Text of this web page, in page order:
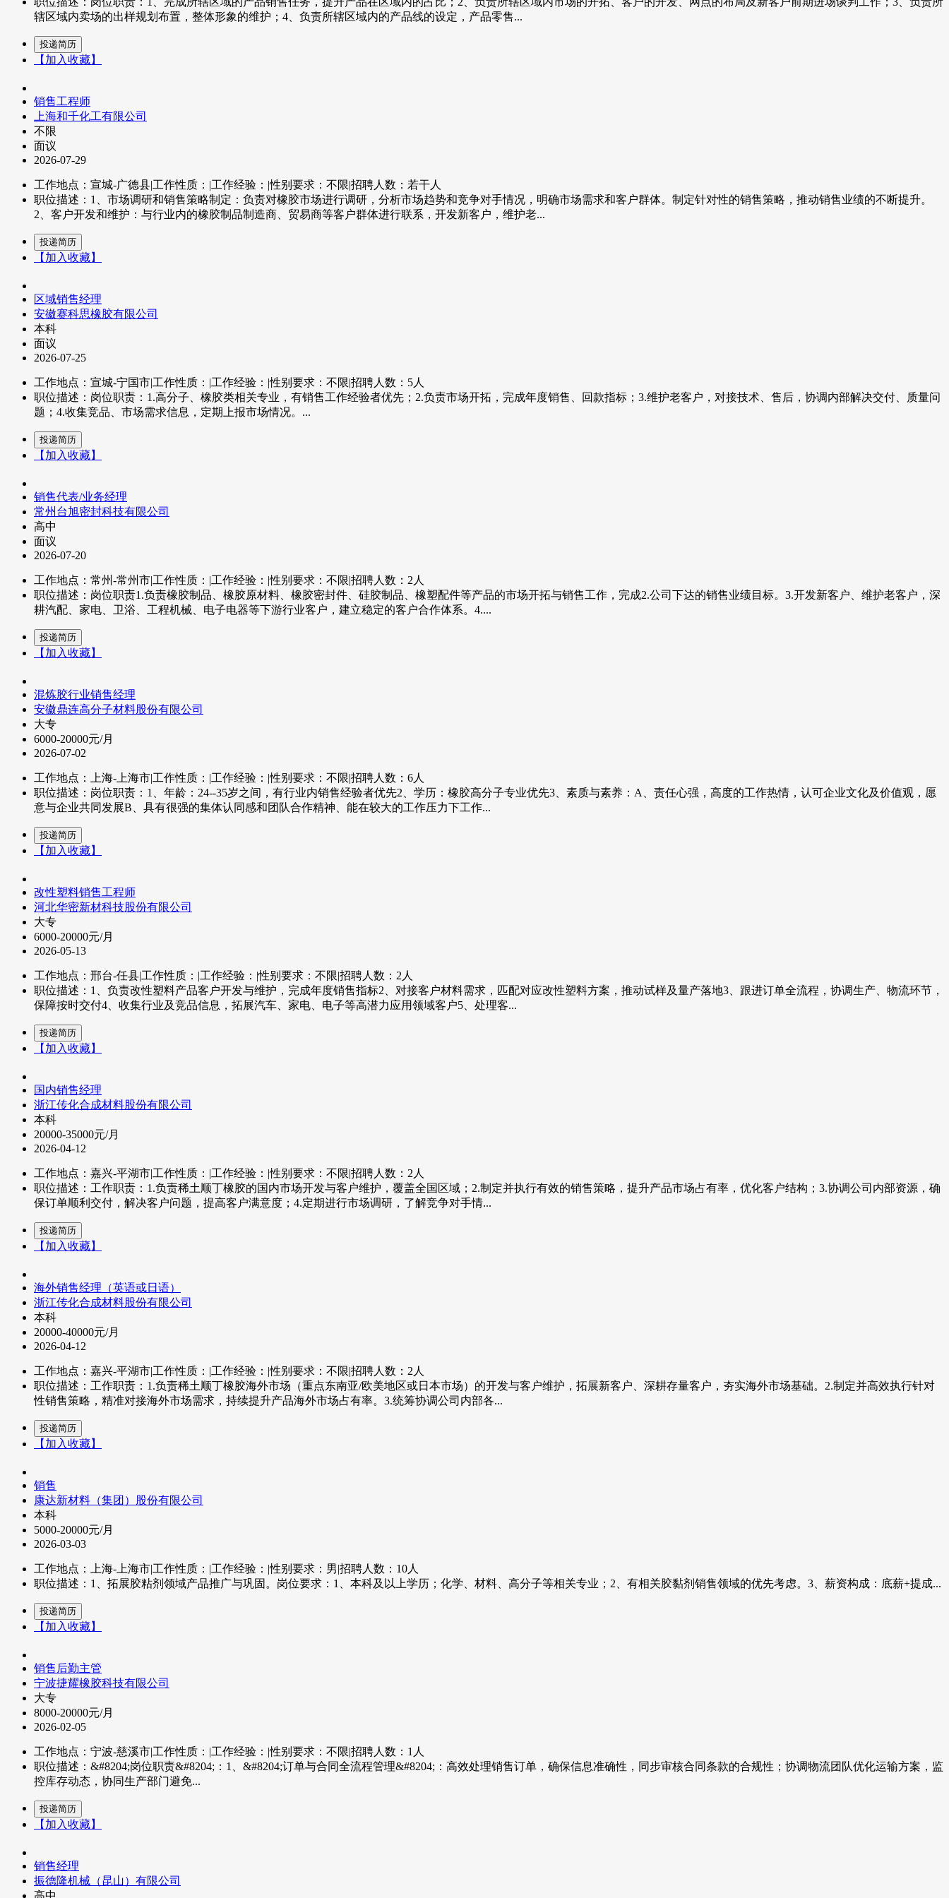
辖区域内卖场的出样规划布置，整体形象的维护；4、负责所辖区域内的产品线的设定，产品零售...
【加入收藏】
销售工程师
上海和千化工有限公司
不限
面议
2026-07-29
工作地点：宣城-广德县|工作性质： |工作经验： |性别要求：不限|招聘人数：若干人
职位描述：1、市场调研和销售策略制定：负责对橡胶市场进行调研，分析市场趋势和竞争对手情况，明确市场需求和客户群体。制定针对性的销售策略，推动销售业绩的不断提升。
2、客户开发和维护：与行业内的橡胶制品制造商、贸易商等客户群体进行联系，开发新客户，维护老...
【加入收藏】
区域销售经理
安徽赛科思橡胶有限公司
本科
面议
2026-07-25
工作地点：宣城-宁国市|工作性质： |工作经验： |性别要求：不限|招聘人数：5人
职位描述：岗位职责：1.高分子、橡胶类相关专业，有销售工作经验者优先；2.负责市场开拓，完成年度销售、回款指标；3.维护老客户，对接技术、售后，协调内部解决交付、质量问
题；4.收集竞品、市场需求信息，定期上报市场情况。...
【加入收藏】
销售代表/业务经理
常州台旭密封科技有限公司
高中
面议
2026-07-20
工作地点：常州-常州市|工作性质： |工作经验： |性别要求：不限|招聘人数：2人
职位描述：岗位职责1.负责橡胶制品、橡胶原材料、橡胶密封件、硅胶制品、橡塑配件等产品的市场开拓与销售工作，完成2.公司下达的销售业绩目标。3.开发新客户、维护老客户，深
耕汽配、家电、卫浴、工程机械、电子电器等下游行业客户，建立稳定的客户合作体系。4....
【加入收藏】
混炼胶行业销售经理
安徽鼎连高分子材料股份有限公司
大专
6000-20000元/月
2026-07-02
工作地点：上海-上海市|工作性质： |工作经验： |性别要求：不限|招聘人数：6人
职位描述：岗位职责：1、年龄：24--35岁之间，有行业内销售经验者优先2、学历：橡胶高分子专业优先3、素质与素养：A、责任心强，高度的工作热情，认可企业文化及价值观，愿
意与企业共同发展B、具有很强的集体认同感和团队合作精神、能在较大的工作压力下工作...
【加入收藏】
改性塑料销售工程师
河北华密新材科技股份有限公司
大专
6000-20000元/月
2026-05-13
工作地点：邢台-任县|工作性质： |工作经验： |性别要求：不限|招聘人数：2人
职位描述：1、负责改性塑料产品客户开发与维护，完成年度销售指标2、对接客户材料需求，匹配对应改性塑料方案，推动试样及量产落地3、跟进订单全流程，协调生产、物流环节，
保障按时交付4、收集行业及竞品信息，拓展汽车、家电、电子等高潜力应用领域客户5、处理客...
【加入收藏】
国内销售经理
浙江传化合成材料股份有限公司
本科
20000-35000元/月
2026-04-12
工作地点：嘉兴-平湖市|工作性质： |工作经验： |性别要求：不限|招聘人数：2人
职位描述：工作职责：1.负责稀土顺丁橡胶的国内市场开发与客户维护，覆盖全国区域；2.制定并执行有效的销售策略，提升产品市场占有率，优化客户结构；3.协调公司内部资源，确
保订单顺利交付，解决客户问题，提高客户满意度；4.定期进行市场调研，了解竞争对手情...
【加入收藏】
海外销售经理（英语或日语）
浙江传化合成材料股份有限公司
本科
20000-40000元/月
2026-04-12
工作地点：嘉兴-平湖市|工作性质： |工作经验： |性别要求：不限|招聘人数：2人
职位描述：工作职责：1.负责稀土顺丁橡胶海外市场（重点东南亚/欧美地区或日本市场）的开发与客户维护，拓展新客户、深耕存量客户，夯实海外市场基础。2.制定并高效执行针对
性销售策略，精准对接海外市场需求，持续提升产品海外市场占有率。3.统筹协调公司内部各...
【加入收藏】
销售
康达新材料（集团）股份有限公司
本科
5000-20000元/月
2026-03-03
工作地点：上海-上海市|工作性质： |工作经验： |性别要求：男|招聘人数：10人
职位描述：1、拓展胶粘剂领域产品推广与巩固。岗位要求：1、本科及以上学历；化学、材料、高分子等相关专业；2、有相关胶黏剂销售领域的优先考虑。3、薪资构成：底薪+提成...
【加入收藏】
销售后勤主管
宁波捷耀橡胶科技有限公司
大专
8000-20000元/月
2026-02-05
工作地点：宁波-慈溪市|工作性质： |工作经验： |性别要求：不限|招聘人数：1人
职位描述：&#8204;岗位职责&#8204;：1、&#8204;订单与合同全流程管理&#8204;：高效处理销售订单，确保信息准确性，同步审核合同条款的合规性；协调物流团队优化运输方案，监
控库存动态，协同生产部门避免...
【加入收藏】
销售经理
振德隆机械（昆山）有限公司
高中